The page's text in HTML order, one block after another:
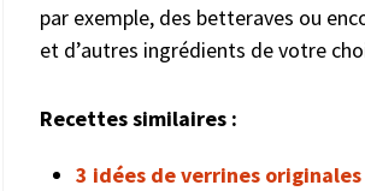
par exemple, des betteraves ou
et d’autres ingrédients de votre
Recettes similaires :
3 idées de verrines originales